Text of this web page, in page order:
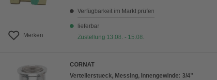
Merken
Verfügbarkeit im Markt prüfen
lieferbar
Zustellung 13.08. - 15.08.
CORNAT
Verteilerstueck, Messing, Innengewinde: 3/4"